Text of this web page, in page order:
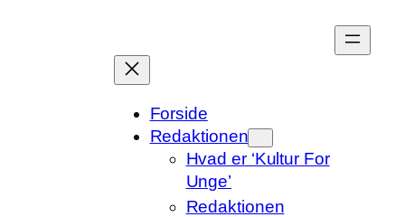
Forside
Redaktionen
Hvad er ‘Kultur For
Unge’
Redaktionen